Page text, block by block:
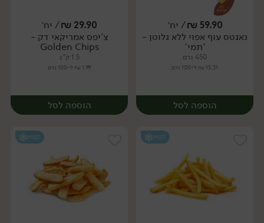
יח׳ יח׳
59.90
₪/ יח׳
נאגטס עוף אפוי ללא גלוטן -
'תמי'
450 גרם
13.31 ₪ ל-100 גרם
הוספה לסל
29.90
₪/ יח׳
צ'יפס אמריקאי דק -
Golden Chips
1.5 ק"ג
1.99 ₪ ל-100 גרם
הוספה לסל
קפוא קפוא